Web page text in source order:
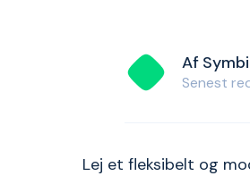
Af
Senest
Lej et fleksibelt og